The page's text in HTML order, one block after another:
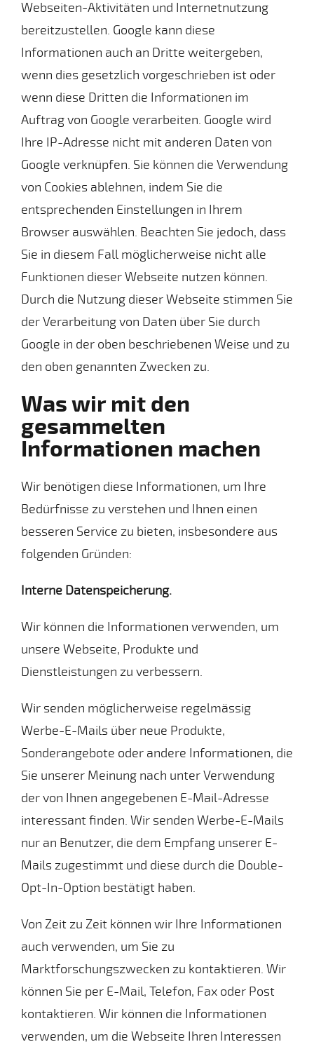
Webseiten-Aktivitäten und Internetnutzung
bereitzustellen. Google kann diese
Informationen auch an Dritte weitergeben,
wenn dies gesetzlich vorgeschrieben ist oder
wenn diese Dritten die Informationen im
Auftrag von Google verarbeiten. Google wird
Ihre IP-Adresse nicht mit anderen Daten von
Google verknüpfen. Sie können die Verwendung
von Cookies ablehnen, indem Sie die
entsprechenden Einstellungen in Ihrem
Browser auswählen. Beachten Sie jedoch, dass
Sie in diesem Fall möglicherweise nicht alle
Funktionen dieser Webseite nutzen können.
Durch die Nutzung dieser Webseite stimmen Sie
der Verarbeitung von Daten über Sie durch
Google in der oben beschriebenen Weise und zu
den oben genannten Zwecken zu.
Was wir mit den
gesammelten
Informationen machen
Wir benötigen diese Informationen, um Ihre
Bedürfnisse zu verstehen und Ihnen einen
besseren Service zu bieten, insbesondere aus
folgenden Gründen:
Interne Datenspeicherung.
Wir können die Informationen verwenden, um
unsere Webseite, Produkte und
Dienstleistungen zu verbessern.
Wir senden möglicherweise regelmässig
Werbe-E-Mails über neue Produkte,
Sonderangebote oder andere Informationen, die
Sie unserer Meinung nach unter Verwendung
der von Ihnen angegebenen E-Mail-Adresse
interessant finden. Wir senden Werbe-E-Mails
nur an Benutzer, die dem Empfang unserer E-
Mails zugestimmt und diese durch die Double-
Opt-In-Option bestätigt haben.
Von Zeit zu Zeit können wir Ihre Informationen
auch verwenden, um Sie zu
Marktforschungszwecken zu kontaktieren. Wir
können Sie per E-Mail, Telefon, Fax oder Post
kontaktieren. Wir können die Informationen
verwenden, um die Webseite Ihren Interessen